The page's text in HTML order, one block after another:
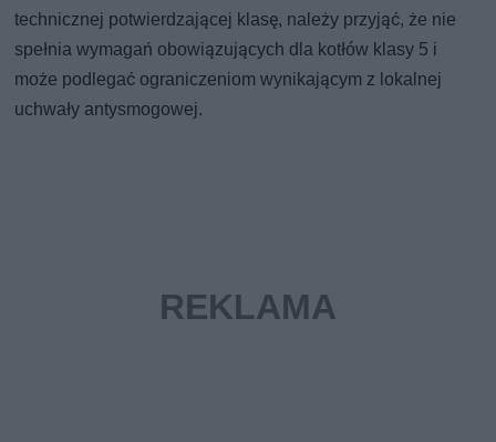
technicznej potwierdzającej klasę, należy przyjąć, że nie
spełnia wymagań obowiązujących dla kotłów klasy 5 i
może podlegać ograniczeniom wynikającym z lokalnej
uchwały antysmogowej.